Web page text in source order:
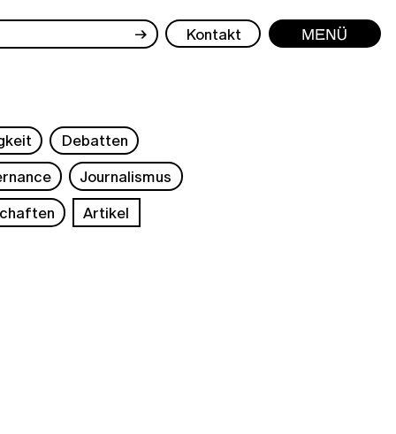
→ Kontakt Menü
Debatten
Journalismus
Artikel